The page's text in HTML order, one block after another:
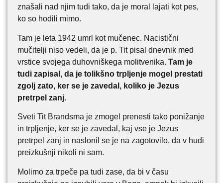
znašali nad njim tudi tako, da je moral lajati kot pes,
ko so hodili mimo.
Tam je leta 1942 umrl kot mučenec. Nacistični
mučitelji niso vedeli, da je p. Tit pisal dnevnik med
vrstice svojega duhovniškega molitvenika. Tam je
tudi zapisal, da je tolikšno trpljenje mogel prestati
zgolj zato, ker se je zavedal, koliko je Jezus
pretrpel zanj.
Sveti Tit Brandsma je zmogel prenesti tako ponižanje
in trpljenje, ker se je zavedal, kaj vse je Jezus
pretrpel zanj in naslonil se je na zagotovilo, da v hudi
preizkušnji nikoli ni sam.
Molimo za trpeče pa tudi zase, da bi v času